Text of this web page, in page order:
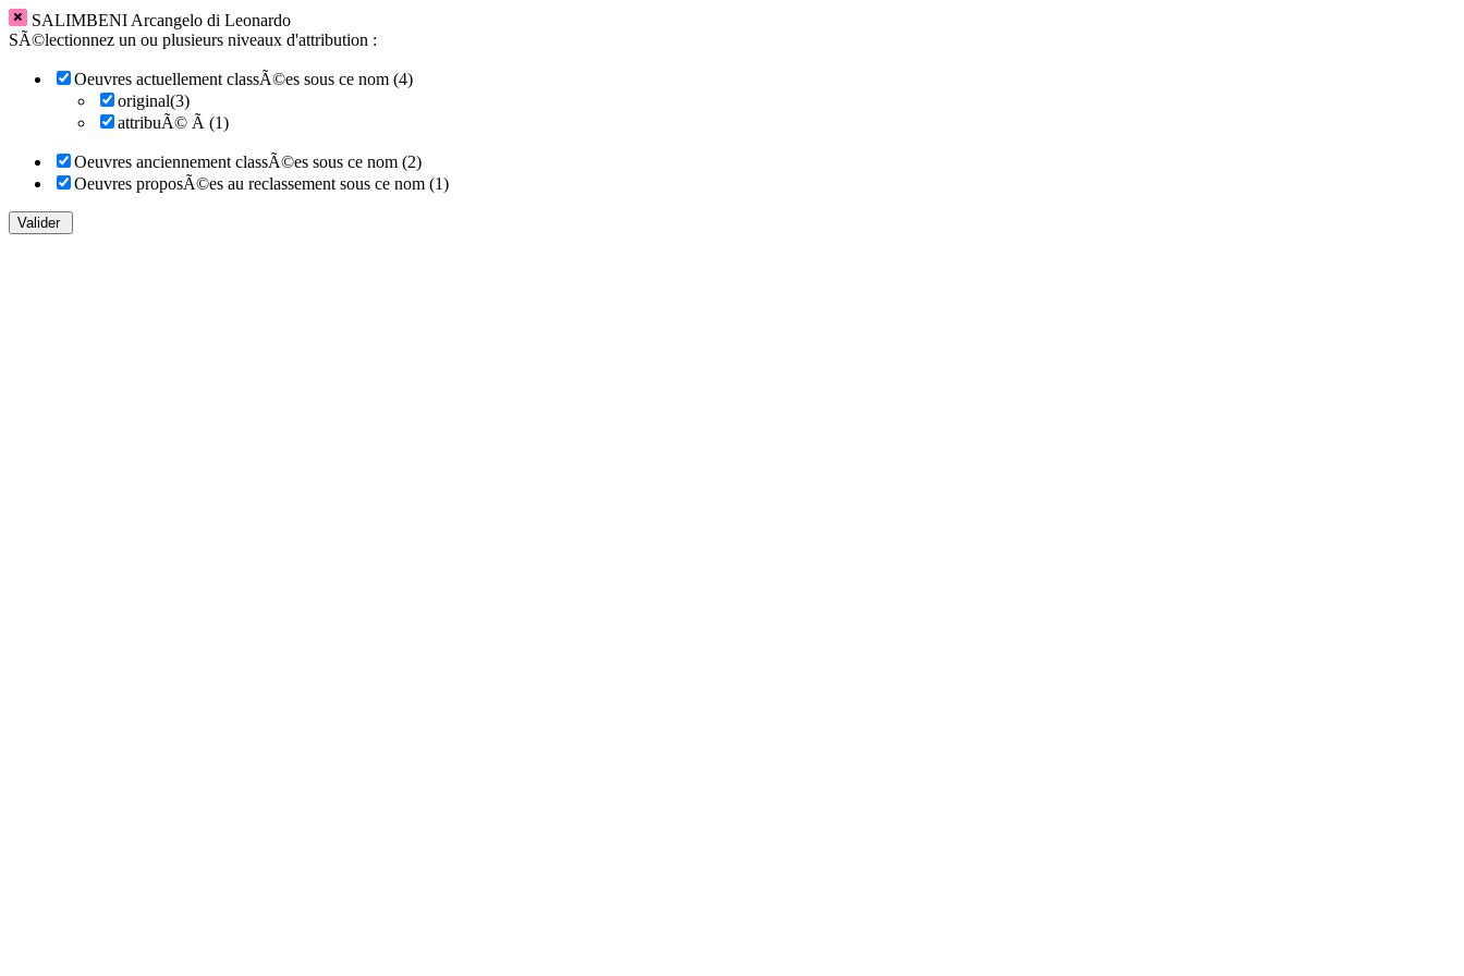
SALIMBENI Arcangelo di Leonardo
SÃ©lectionnez un ou plusieurs niveaux d'attribution :
Oeuvres actuellement classÃ©es sous ce nom (4)
original(3)
attribuÃ© Ã (1)
Oeuvres anciennement classÃ©es sous ce nom (2)
Oeuvres proposÃ©es au reclassement sous ce nom (1)
Valider